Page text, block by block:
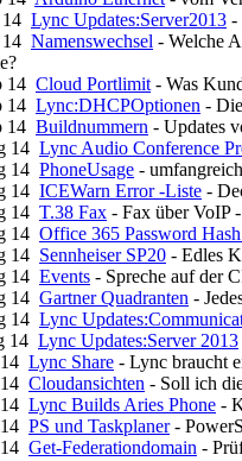
Lync Updates:Server2013 -
Namenswechsel - Welche
14 Cloud Portlimit - Was
14 Lync:DHCPOptionen -
14 Buildnummern - Updates
14 Lync Audio Conference
14 PhoneUsage -
14 ICEWarn Error -Liste -
14 T.38 Fax - Fax über VoIP
14 Office 365 Password
14 Sennheiser SP20 - Edles
14 Events - Spreche auf der
14 Gartner Quadranten -
14 Lync
14 Lync Updates:Server 2013
Lync Share - Lync braucht
Cloudansichten - Soll ich
Lync Builds Aries Phone -
PS und Taskplaner-
Get-Federationdomain -